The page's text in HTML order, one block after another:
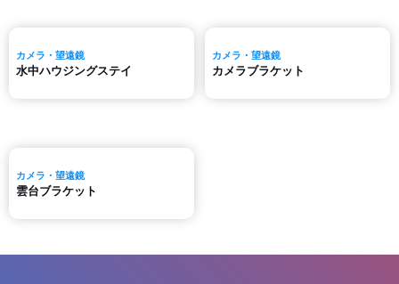
カメラ・望遠鏡
水中ハウジングステイ
カメラ・望遠鏡
カメラブラケット
カメラ・望遠鏡
雲台ブラケット